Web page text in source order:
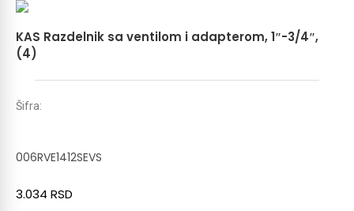
KAS Razdelnik sa ventilom i adapterom, 1″-3/4″,
(4)
Šifra:
006RVE1412SEVS
3.034 RSD